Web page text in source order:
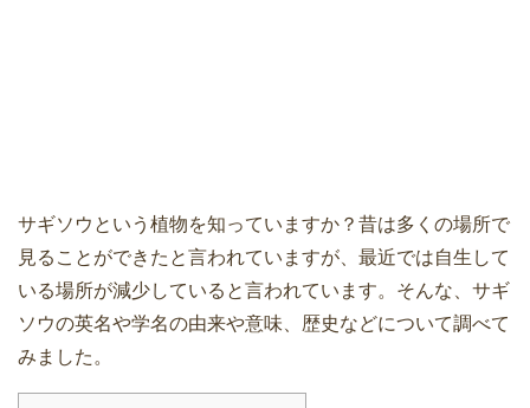
サギソウという植物を知っていますか？昔は多くの場所で
見ることができたと言われていますが、最近では自生して
いる場所が減少していると言われています。そんな、サギ
ソウの英名や学名の由来や意味、歴史などについて調べて
みました。